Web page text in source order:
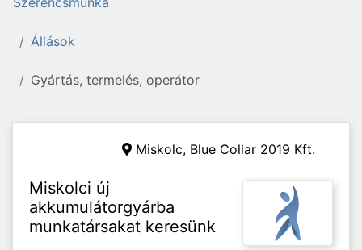
Állások
Gyártás, termelés, operátor
Miskolc, Blue Collar 2019 Kft.
Miskolci új
akkumulátorgyárba
munkatársakat keresünk